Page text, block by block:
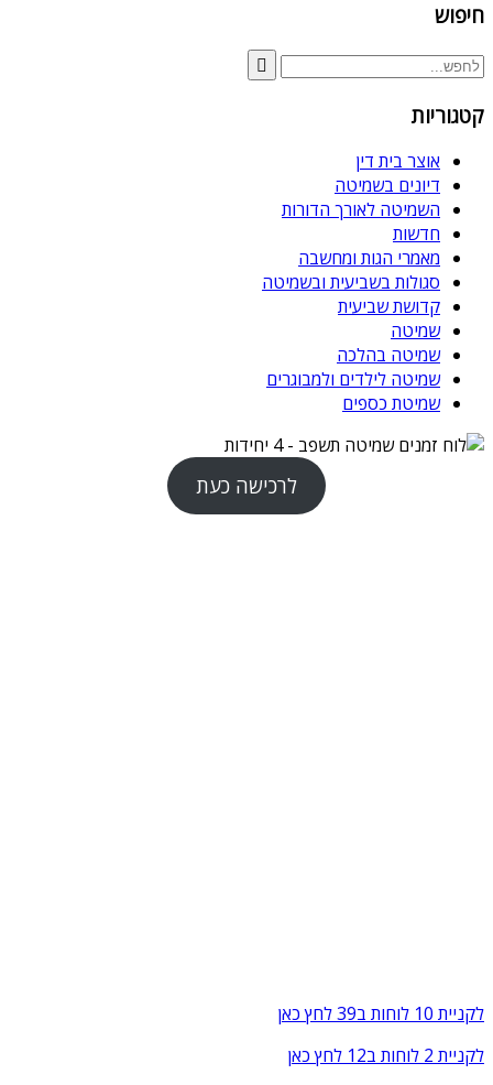
חיפוש
קטגוריות
אוצר בית דין
דיונים בשמיטה
השמיטה לאורך הדורות
חדשות
מאמרי הגות ומחשבה
סגולות בשביעית ובשמיטה
קדושת שביעית
שמיטה
שמיטה בהלכה
שמיטה לילדים ולמבוגרים
שמיטת כספים
לרכישה כעת
לקניית 10 לוחות ב39 לחץ כאן
לקניית 2 לוחות ב12 לחץ כאן